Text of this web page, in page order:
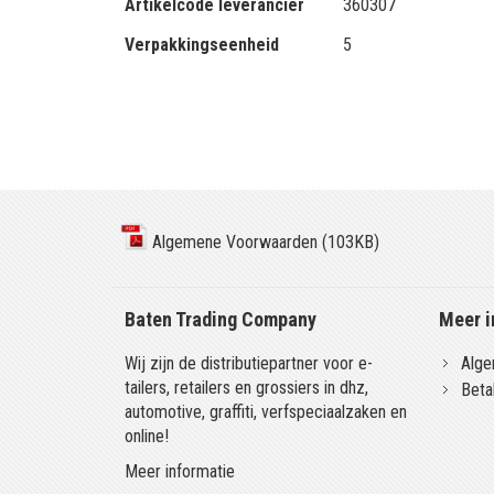
Artikelcode leverancier
360307
Verpakkingseenheid
5
Algemene Voorwaarden (103KB)
Baten Trading Company
Wij zijn de distributiepartner voor e-
tailers, retailers en grossiers in dhz,
automotive, graffiti, verfspeciaalzaken en
online!
Meer informatie
Meer